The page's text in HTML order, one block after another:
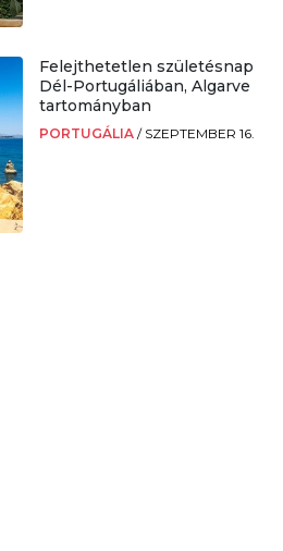
Felejthetetlen születésnap
Dél-Portugáliában, Algarve
tartományban
PORTUGÁLIA / SZEPTEMBER 16.